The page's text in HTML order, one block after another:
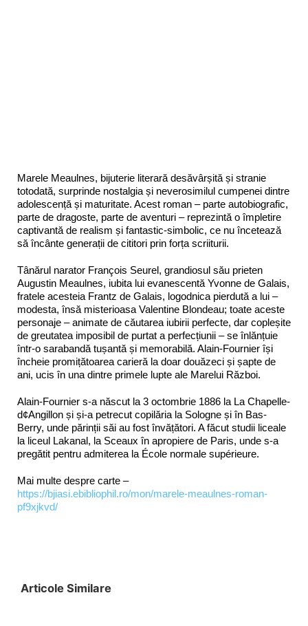
Marele Meaulnes, bijuterie literară desăvârșită și stranie
totodată, surprinde nostalgia și neverosimilul cumpenei dintre
adolescență și maturitate. Acest roman – parte autobiografic,
parte de dragoste, parte de aventuri – reprezintă o împletire
captivantă de realism și fantastic-simbolic, ce nu încetează
să încânte generații de cititori prin forța scriiturii.
Tânărul narator François Seurel, grandiosul său prieten
Augustin Meaulnes, iubita lui evanescentă Yvonne de Galais,
fratele acesteia Frantz de Galais, logodnica pierdută a lui –
modesta, însă misterioasa Valentine Blondeau; toate aceste
personaje – animate de căutarea iubirii perfecte, dar copleșite
de greutatea imposibil de purtat a perfecțiunii – se înlănțuie
într-o sarabandă tușantă și memorabilă. Alain-Fournier își
încheie promițătoarea carieră la doar douăzeci și șapte de
ani, ucis în una dintre primele lupte ale Marelui Război.
Alain-Fournier s-a născut la 3 octombrie 1886 la La Chapelle-
d¢Angillon și și-a petrecut copilăria la Sologne și în Bas-
Berry, unde părinții săi au fost învățători. A făcut studii liceale
la liceul Lakanal, la Sceaux în apropiere de Paris, unde s-a
pregătit pentru admiterea la École normale supérieure.
Mai multe despre carte –
https://bjiasi.ebibliophil.ro/mon/marele-meaulnes-roman-
pf9xjkvd/
Articole Similare